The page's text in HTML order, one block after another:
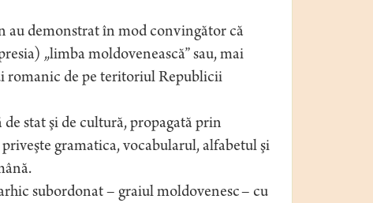
demonstrat în mod convingător că
„limba moldovenească” sau, mai
romanic de pe teritoriul Republicii
stat şi de cultură, propagată prin
gramatica, vocabularul, alfabetul şi
subordonat – graiul moldovenesc – cu